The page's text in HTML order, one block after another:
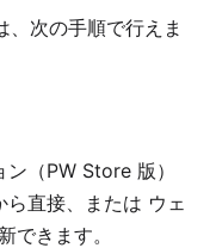
、次の手順で行えま
（PW Store 版）
直接、または ウェ
できます。